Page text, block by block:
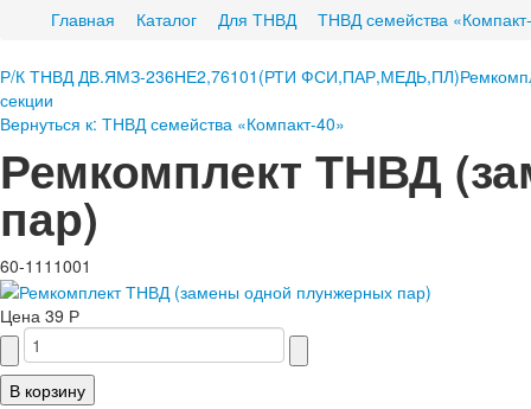
Главная
Каталог Для ТНВД ТНВД семейства
Р/К ТНВД ДВ.ЯМЗ-236НЕ2,76101(РТИ ФСИ,ПАР,МЕДЬ,ПЛ)
секции
Вернуться к: ТНВД семейства «Компакт-40»
Ремкомплект ТНВД
пар)
60-1111001
Цена 39 Р